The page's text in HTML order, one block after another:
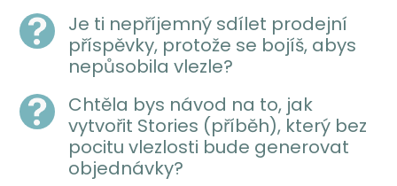
Je ti nepříjemný sdílet prodejní
příspěvky, protože se bojíš, abys
nepůsobila vlezle?
Chtěla bys návod na to, jak
vytvořit Stories (příběh), který bez
pocitu vlezlosti bude generovat
objednávky?